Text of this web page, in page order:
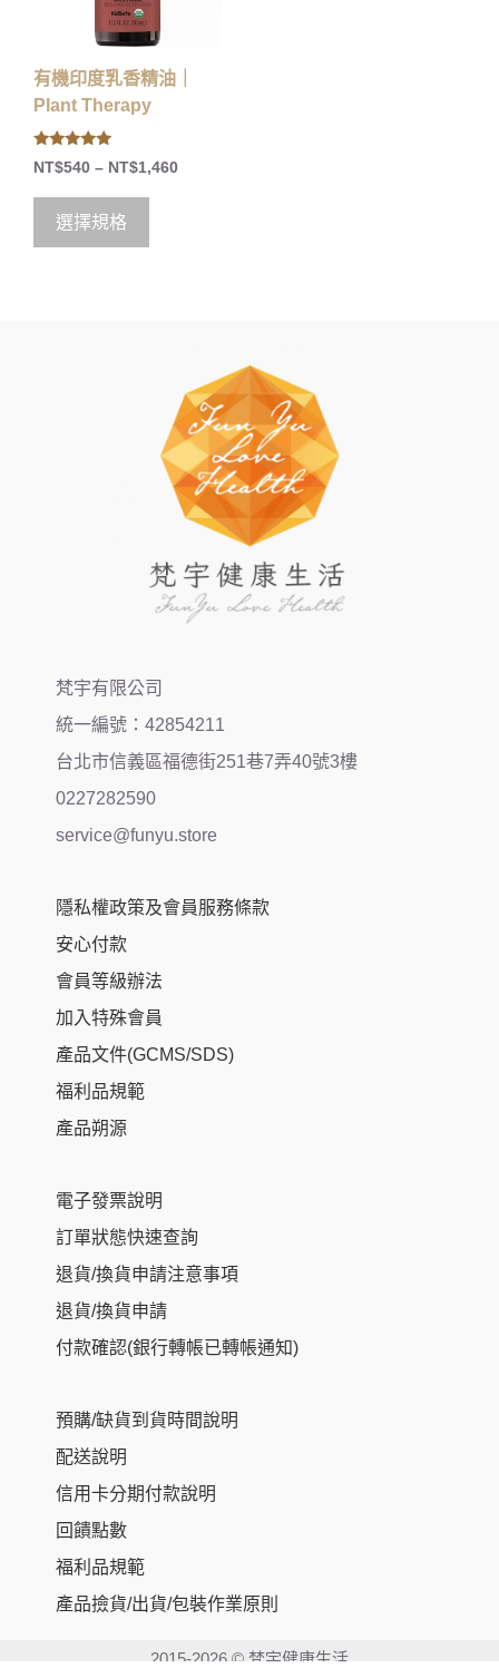
有機印度乳香精油｜
Plant Therapy
5.00
out of 5
NT$540 – NT$1,460
選擇規格
梵宇有限公司
統一編號：42854211
台北市信義區福德街251巷7弄40號3樓
0227282590
service@funyu.store
隱私權政策及會員服務條款
安心付款
會員等級辦法
加入特殊會員
產品文件(GCMS/SDS)
福利品規範
產品朔源
電子發票說明
訂單狀態快速查詢
退貨/換貨申請注意事項
退貨/換貨申請
付款確認(銀行轉帳已轉帳通知)
預購/缺貨到貨時間說明
配送說明
信用卡分期付款說明
回饋點數
福利品規範
產品撿貨/出貨/包裝作業原則
2015-2026 © 梵宇健康生活